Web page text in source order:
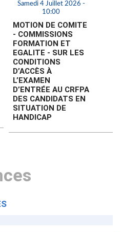
Samedi 4 Juillet 2026 -
10:00
MOTION DE COMITE
- COMMISSIONS
FORMATION ET
EGALITE - SUR LES
CONDITIONS
D’ACCÈS À
L’EXAMEN
D’ENTRÉE AU CRFPA
DES CANDIDATS EN
SITUATION DE
HANDICAP